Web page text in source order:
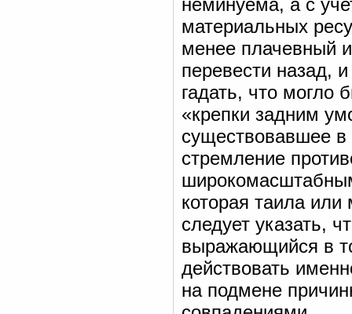
неминуема, а с
материальных
менее плачевный
перевести назад,
гадать, что могло
«крепки задним
существовавшее в
стремление
которая таила или
следует указать,
выражающийся в
действовать
на подмене